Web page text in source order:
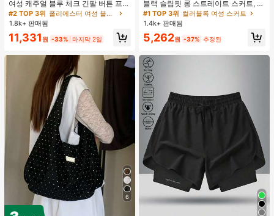
여성 캐주얼 블루 체크 긴팔 버튼 프론
트 폴리에스터 셔츠, 레귤러 핏, 봄 의
류, 편안한 스타일
#2 TOP 3위
폴리에스터 여성 블라우스
1.8k+ 판매됨
11,331 원 -33% 마지막 2일
6
블랙 슬림핏 롱 스트레이트 스커트, 여
성 패션 폴리에스터 캐주얼 파티 스커
트, 다용도 및 귀여운, 일상 착용에 적
합, 여름 휴가. 해변, 음악 축제 및 여름
휴가에 완벽, 90년대
#1 TOP 3위 컬러블록 여성 스커트
1.4k+ 판매됨
5,262원 -37% 추정된